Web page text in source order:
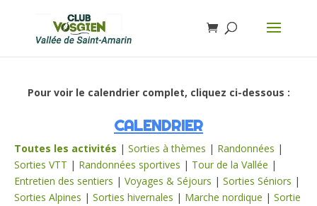
Pour voir le calendrier complet, cliquez ci-dessous :
CALENDRIER
Toutes les activités | Sorties à thèmes | Randonnées |
Sorties VTT | Randonnées sportives | Tour de la Vallée |
Entretien des sentiers | Voyages & Séjours | Sorties Séniors |
Sorties Alpines | Sorties hivernales | Marche nordique | Sortie